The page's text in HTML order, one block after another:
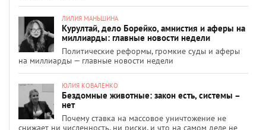
ЛИЛИЯ МАНЬШИНА
Курултай, дело Борейко, амнистия и аферы на
миллиарды: главные новости недели
Политические реформы, громкие суды и аферы
на миллиарды — главные новости недели
ЮЛИЯ КОВАЛЕНКО
Бездомные животные: закон есть, системы –
нет
Почему ставка на массовое уничтожение не
снижает ни численность, ни риски, и что на самом деле не